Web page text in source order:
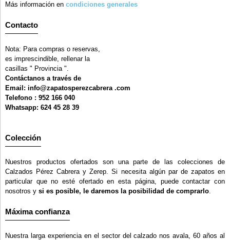
Más información en condiciones generales
Contacto
Nota: Para compras o reservas,
es imprescindible, rellenar la
casillas " Provincia ".
Contáctanos a través de
Email: info@zapatosperezcabrera .com
Telefono : 952 166 040
Whatsapp: 624 45 28 39
Colección
Nuestros productos ofertados son una parte de las colecciones de
Calzados Pérez Cabrera y Zerep. Si necesita algún par de zapatos en
particular que no esté ofertado en esta página, puede contactar con
nosotros y si es posible, le daremos la posibilidad de comprarlo.
Máxima confianza
Nuestra larga experiencia en el sector del calzado nos avala, 60 años al